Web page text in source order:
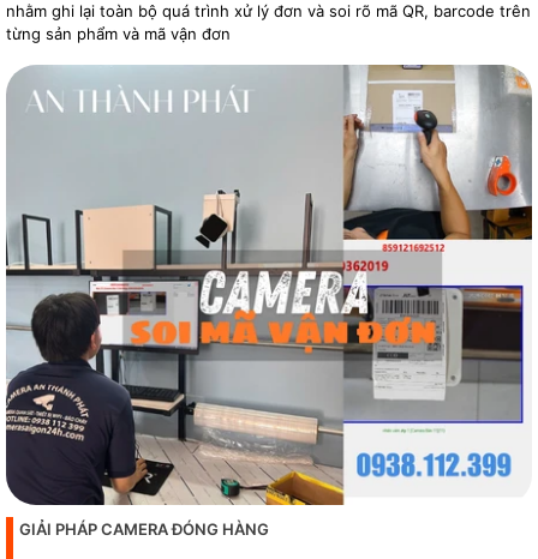
nhằm ghi lại toàn bộ quá trình xử lý đơn và soi rõ mã QR, barcode trên
từng sản phẩm và mã vận đơn
GIẢI PHÁP CAMERA ĐÓNG HÀNG